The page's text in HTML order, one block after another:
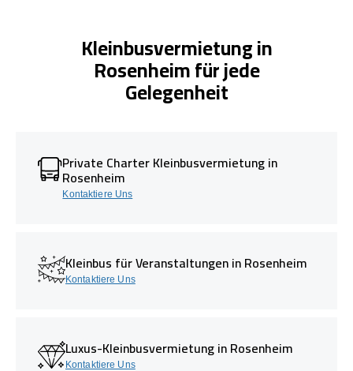
Kleinbusvermietung in
Rosenheim für jede
Gelegenheit
Private Charter Kleinbusvermietung in
Rosenheim
Kontaktiere Uns
Kleinbus für Veranstaltungen in Rosenheim
Kontaktiere Uns
Luxus-Kleinbusvermietung in Rosenheim
Kontaktiere Uns